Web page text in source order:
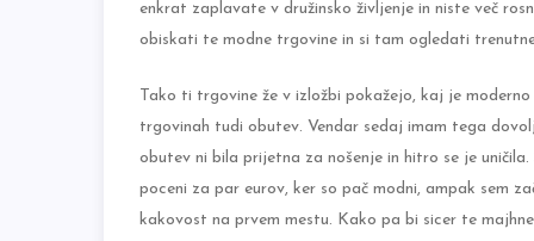
enkrat zaplavate v družinsko življenje in niste več
obiskati te modne trgovine in si tam ogledati
Tako ti trgovine že v izložbi pokažejo, kaj je
trgovinah tudi obutev. Vendar sedaj imam tega
obutev ni bila prijetna za nošenje in hitro se je
poceni za par eurov, ker so pač modni, ampak sem
kakovost na prvem mestu. Kako pa bi sicer te